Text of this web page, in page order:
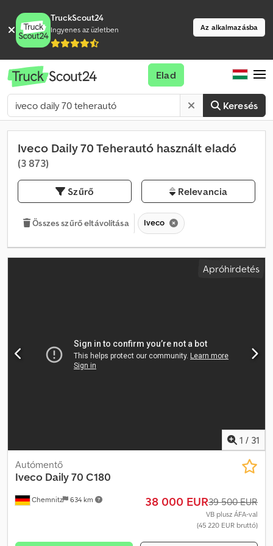
TruckScout24
Ingyenes az üzletben Az alkalmazásba
Keresés
Elad
Iveco Daily 70 Teherautó használt eladó
(3 873)
Szűrő Relevancia
Összes szűrő eltávolítása Iveco
Apróhirdetés
1 / 31
Chemnitz 634 km
Autómentő
Iveco Daily70 C180
38 000 EUR39 500 EUR
VB plusz ÁFA-val
(45 220 EUR bruttó)